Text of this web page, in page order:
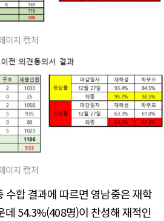
이지 캡처
이지 캡처
수합 결과에 따르면 영남중은 재학
데 54.3%(408명)이 찬성해 재적인